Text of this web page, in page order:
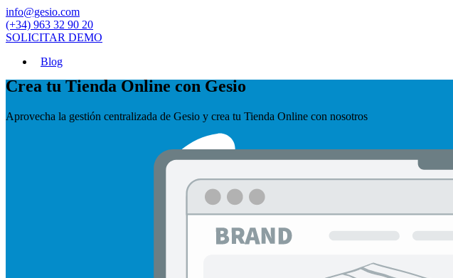
info@gesio.com
(+34) 963 32 90 20
SOLICITAR DEMO
Blog
Crea tu Tienda Online con Gesio
Aprovecha la gestión centralizada de Gesio y crea tu Tienda Online con nosotros